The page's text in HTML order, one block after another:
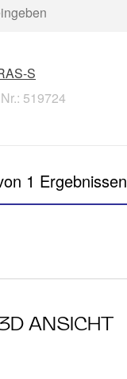
S
519724
1 Ergebnissen
ANSICHT